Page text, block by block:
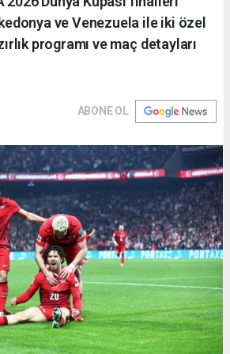
ve Venezuela ile iki özel
programı ve maç detayları
ABONE OL